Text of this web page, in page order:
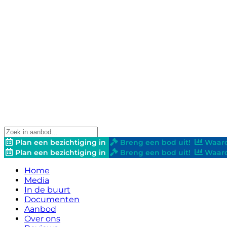
Plan een bezichtiging in Breng een bod uit!
Plan een bezichtiging in
Breng een bod uit!
Home
Media
In de buurt
Documenten
Aanbod
Over ons